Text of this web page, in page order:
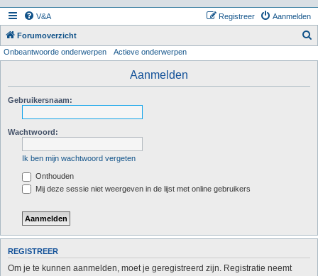
V&A Aanmelden
Registreer
Forumoverzicht
Onbeantwoorde onderwerpen Actieve onderwerpen
Aanmelden
Gebruikersnaam:
Wachtwoord:
Ik ben mijn wachtwoord vergeten
Onthouden
Mij deze sessie niet weergeven in de lijst met online gebruikers
REGISTREER
Om je te kunnen aanmelden, moet je geregistreerd zijn. Registratie neemt